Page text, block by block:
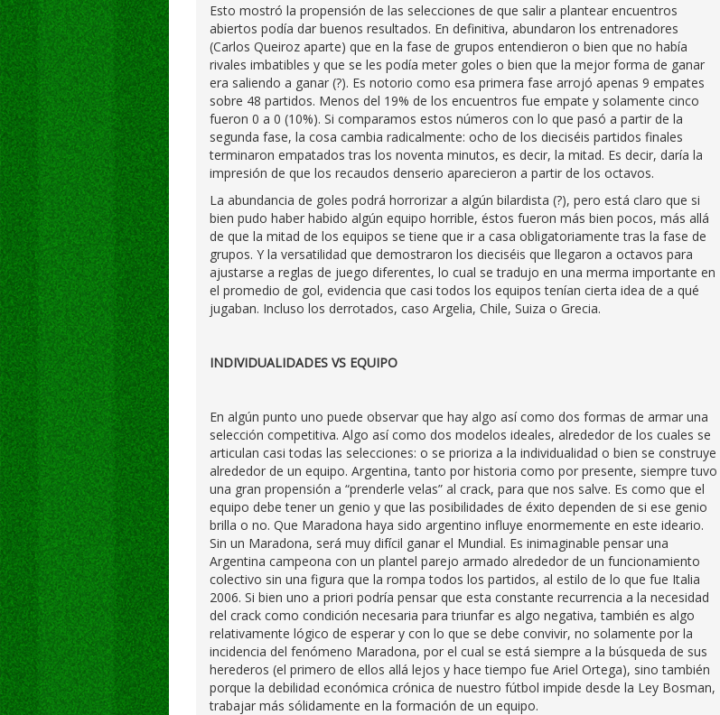
Esto mostró la propensión de las selecciones de que salir a plantear encuentros
abiertos podía dar buenos resultados. En definitiva, abundaron los entrenadores
(Carlos Queiroz aparte) que en la fase de grupos entendieron o bien que no había
rivales imbatibles y que se les podía meter goles o bien que la mejor forma de ganar
era saliendo a ganar (?). Es notorio como esa primera fase arrojó apenas 9 empates
sobre 48 partidos. Menos del 19% de los encuentros fue empate y solamente cinco
fueron 0 a 0 (10%). Si comparamos estos números con lo que pasó a partir de la
segunda fase, la cosa cambia radicalmente: ocho de los dieciséis partidos finales
terminaron empatados tras los noventa minutos, es decir, la mitad. Es decir, daría la
impresión de que los recaudos denserio aparecieron a partir de los octavos.
La abundancia de goles podrá horrorizar a algún bilardista (?), pero está claro que si
bien pudo haber habido algún equipo horrible, éstos fueron más bien pocos, más allá
de que la mitad de los equipos se tiene que ir a casa obligatoriamente tras la fase de
grupos. Y la versatilidad que demostraron los dieciséis que llegaron a octavos para
ajustarse a reglas de juego diferentes, lo cual se tradujo en una merma importante en
el promedio de gol, evidencia que casi todos los equipos tenían cierta idea de a qué
jugaban. Incluso los derrotados, caso Argelia, Chile, Suiza o Grecia.
INDIVIDUALIDADES VS EQUIPO
En algún punto uno puede observar que hay algo así como dos formas de armar una
selección competitiva. Algo así como dos modelos ideales, alrededor de los cuales se
articulan casi todas las selecciones: o se prioriza a la individualidad o bien se construye
alrededor de un equipo. Argentina, tanto por historia como por presente, siempre tuvo
una gran propensión a “prenderle velas” al crack, para que nos salve. Es como que el
equipo debe tener un genio y que las posibilidades de éxito dependen de si ese genio
brilla o no. Que Maradona haya sido argentino influye enormemente en este ideario.
Sin un Maradona, será muy difícil ganar el Mundial. Es inimaginable pensar una
Argentina campeona con un plantel parejo armado alrededor de un funcionamiento
colectivo sin una figura que la rompa todos los partidos, al estilo de lo que fue Italia
2006. Si bien uno a priori podría pensar que esta constante recurrencia a la necesidad
del crack como condición necesaria para triunfar es algo negativa, también es algo
relativamente lógico de esperar y con lo que se debe convivir, no solamente por la
incidencia del fenómeno Maradona, por el cual se está siempre a la búsqueda de sus
herederos (el primero de ellos allá lejos y hace tiempo fue Ariel Ortega), sino también
porque la debilidad económica crónica de nuestro fútbol impide desde la Ley Bosman,
trabajar más sólidamente en la formación de un equipo.